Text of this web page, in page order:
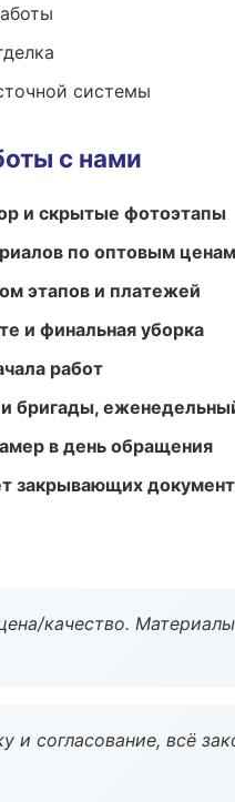
системы
с нами
и скрытые фотоэтапы
по оптовым ценам
этапов и платежей
и финальная уборка
работ
бригады,
в день обращения
закрывающих
качество.
и согласование, всё